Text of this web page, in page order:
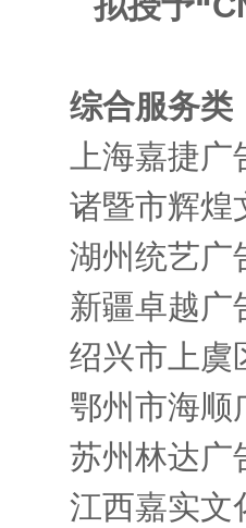
综合服务类
上海嘉捷
诸暨市辉煌
湖州统艺广
新疆卓越广
绍兴市上虞
鄂州市海顺
苏州林达广
江西嘉实文